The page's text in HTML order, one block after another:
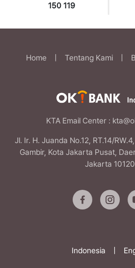
150 119
Home Tentang Kami
KTA Email Center :
Jl. Ir. H. Juanda No.12, RT.14/
Gambir, Kota Jakarta Pusat,
Jakarta 10120
Indonesia